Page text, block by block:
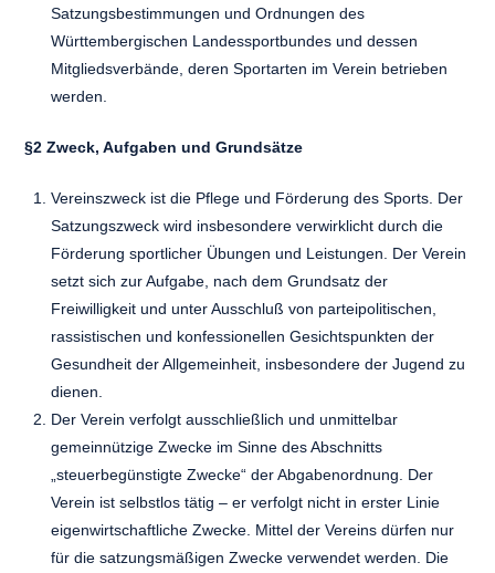
Satzungsbestimmungen und Ordnungen des
Württembergischen Landessportbundes und dessen
Mitgliedsverbände, deren Sportarten im Verein betrieben
werden.
§2 Zweck, Aufgaben und Grundsätze
Vereinszweck ist die Pflege und Förderung des Sports. Der
Satzungszweck wird insbesondere verwirklicht durch die
Förderung sportlicher Übungen und Leistungen. Der Verein
setzt sich zur Aufgabe, nach dem Grundsatz der
Freiwilligkeit und unter Ausschluß von parteipolitischen,
rassistischen und konfessionellen Gesichtspunkten der
Gesundheit der Allgemeinheit, insbesondere der Jugend zu
dienen.
Der Verein verfolgt ausschließlich und unmittelbar
gemeinnützige Zwecke im Sinne des Abschnitts
„steuerbegünstigte Zwecke“ der Abgabenordnung. Der
Verein ist selbstlos tätig – er verfolgt nicht in erster Linie
eigenwirtschaftliche Zwecke. Mittel der Vereins dürfen nur
für die satzungsmäßigen Zwecke verwendet werden. Die